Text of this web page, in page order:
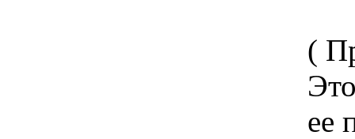
(
Это настоящая
ее пел